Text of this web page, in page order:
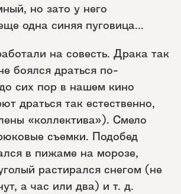
но зато у него
одна синяя пуговица...
на совесть. Драка так
боялся драться по-
сих пор в нашем кино
драться так естественно,
«коллектива»). Смело
съемки. Подобед
в пижаме на морозе,
растирался снегом (не
а час или два) и т. д.